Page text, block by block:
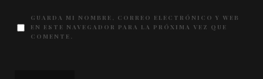
GUARDA MI NOMBRE, CORREO ELECTRÓNICO Y WEB
EN ESTE NAVEGADOR PARA LA PRÓXIMA VEZ QUE
COMENTE.